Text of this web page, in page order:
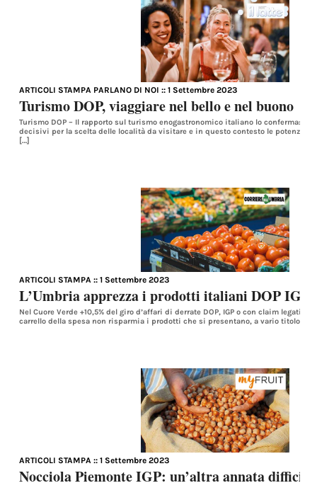
ARTICOLI STAMPA PARLANO DI NOI :: 1 Settembre 2023
Turismo DOP, viaggiare nel bello e nel buono
Turismo DOP – Il rapporto sul turismo enogastronomico italiano lo conferma:
decisivi per la scelta delle località da visitare e in questo contesto le
[…]
ARTICOLI STAMPA :: 1 Settembre 2023
L’Umbria apprezza i prodotti italiani DOP IGP
Nel Cuore Verde +10,5% del giro d’affari di derrate DOP, IGP o con claim legati al
carrello della spesa non risparmia i prodotti che si presentano, a vario titolo,
ARTICOLI STAMPA :: 1 Settembre 2023
Nocciola Piemonte IGP: un’altra annata difficile